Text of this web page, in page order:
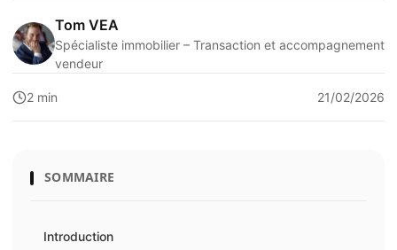
Tom VEA
Spécialiste immobilier – Transaction et accompagnement
vendeur
2 min 21/02/2026
SOMMAIRE
Introduction